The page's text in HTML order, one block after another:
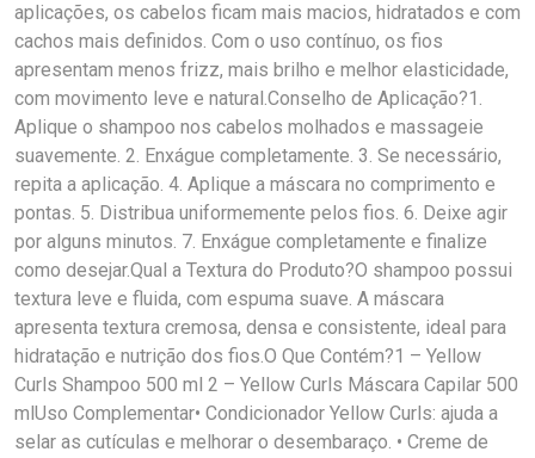
aplicações, os cabelos ficam mais macios, hidratados e com
cachos mais definidos. Com o uso contínuo, os fios
apresentam menos frizz, mais brilho e melhor elasticidade,
com movimento leve e natural.Conselho de Aplicação?1.
Aplique o shampoo nos cabelos molhados e massageie
suavemente. 2. Enxágue completamente. 3. Se necessário,
repita a aplicação. 4. Aplique a máscara no comprimento e
pontas. 5. Distribua uniformemente pelos fios. 6. Deixe agir
por alguns minutos. 7. Enxágue completamente e finalize
como desejar.Qual a Textura do Produto?O shampoo possui
textura leve e fluida, com espuma suave. A máscara
apresenta textura cremosa, densa e consistente, ideal para
hidratação e nutrição dos fios.O Que Contém?1 – Yellow
Curls Shampoo 500 ml 2 – Yellow Curls Máscara Capilar 500
mlUso Complementar• Condicionador Yellow Curls: ajuda a
selar as cutículas e melhorar o desembaraço. • Creme de